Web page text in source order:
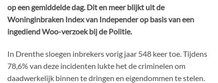
op een gemiddelde dag. Dit en meer blijkt uit de
Woninginbraken Index van Independer op basis van een
ingediend Woo-verzoek bij de Politie.
In Drenthe sloegen inbrekers vorig jaar 548 keer toe. Tijdens
78,6% van deze incidenten lukte het de criminelen om
daadwerkelijk binnen te dringen en eigendommen te stelen.